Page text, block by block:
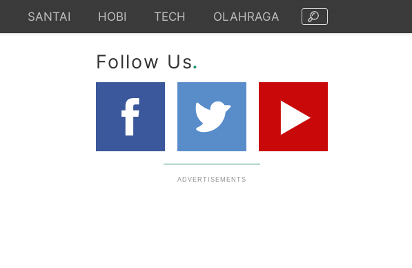
SANTAI HOBI TECH OLAHRAGA
Follow Us.